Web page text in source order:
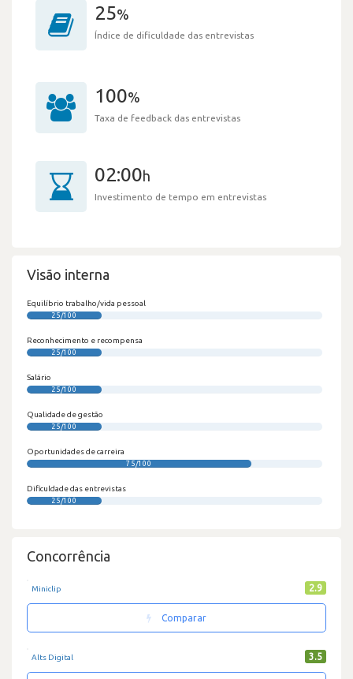
25%
Índice de dificuldade das entrevistas
100%
Taxa de feedback das entrevistas
02:00h
Investimento de tempo em entrevistas
Visão interna
Equilíbrio trabalho/vida pessoal
25/100
Reconhecimento e recompensa
25/100
Salário
25/100
Qualidade de gestão
25/100
Oportunidades de carreira
75/100
Dificuldade das entrevistas
25/100
Concorrência
Miniclip 2.9
Comparar
Alts Digital 3.5